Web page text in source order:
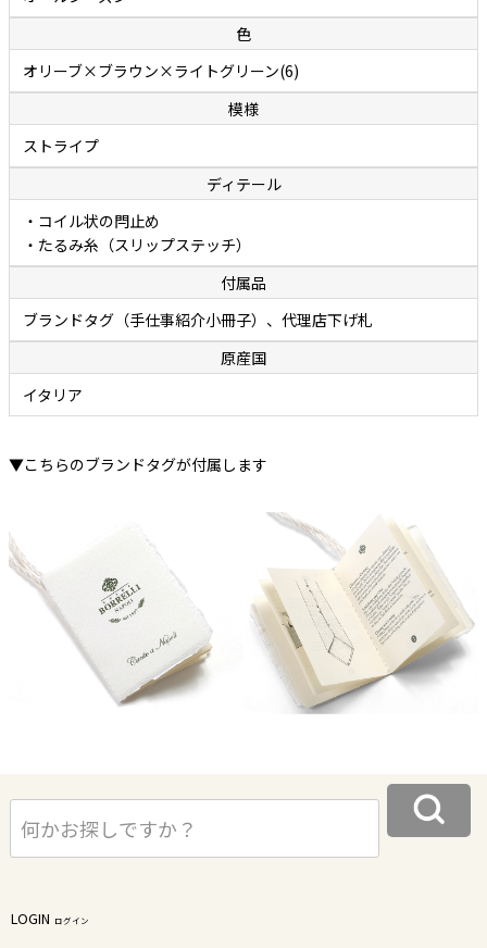
色
オリーブ×ブラウン×ライトグリーン(6)
模様
ストライプ
ディテール
・コイル状の閂止め
・たるみ糸（スリップステッチ）
付属品
ブランドタグ（手仕事紹介小冊子）、代理店下げ札
原産国
イタリア
▼こちらのブランドタグが付属します
LOGIN ログイン